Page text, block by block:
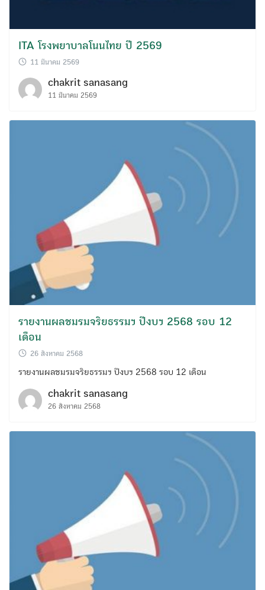
ITA โรงพยาบาลโนนไทย ปี 2569
11 มีนาคม 2569
chakrit sanasang
11 มีนาคม 2569
รายงานผลชมรมจริยธรรมฯ ปีงบฯ 2568 รอบ 12
เดือน
26 สิงหาคม 2568
รายงานผลชมรมจริยธรรมฯ ปีงบฯ 2568 รอบ 12 เดือน
chakrit sanasang
26 สิงหาคม 2568